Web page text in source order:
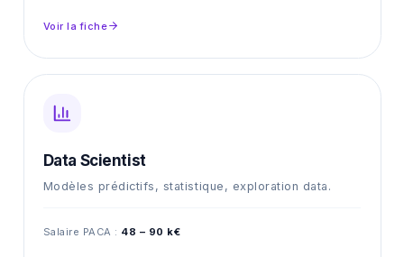
Voir la fiche
Data Scientist
Modèles prédictifs, statistique, exploration data.
Salaire PACA : 48 – 90 k€